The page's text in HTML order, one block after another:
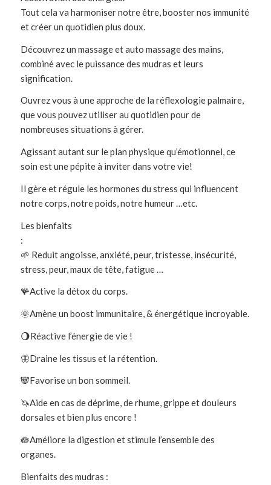
Tout cela va harmoniser notre être, booster nos immunité
et créer un quotidien plus doux.
Découvrez un massage et auto massage des mains,
combiné avec le puissance des mudras et leurs
signification.
Ouvrez vous à une approche de la réflexologie palmaire,
que vous pouvez utiliser au quotidien pour de
nombreuses situations à gérer.
Agissant autant sur le plan physique qu’émotionnel, ce
soin est une pépite à inviter dans votre vie!
Il gère et régule les hormones du stress qui influencent
notre corps, notre poids, notre humeur …etc.
Les bienfaits
:
🌱 Reduit angoisse, anxiété, peur, tristesse, insécurité,
stress, peur, maux de tête, fatigue …
🪸Active la détox du corps.
🌞Amène un boost immunitaire, & énergétique incroyable.
🌖Réactive l’énergie de vie !
🦋Draine les tissus et la rétention.
🐼Favorise un bon sommeil.
🦄Aide en cas de déprime, de rhume, grippe et douleurs
dorsales et bien plus encore !
🪷Améliore la digestion et stimule l’ensemble des
organes.
Bienfaits des mudras :